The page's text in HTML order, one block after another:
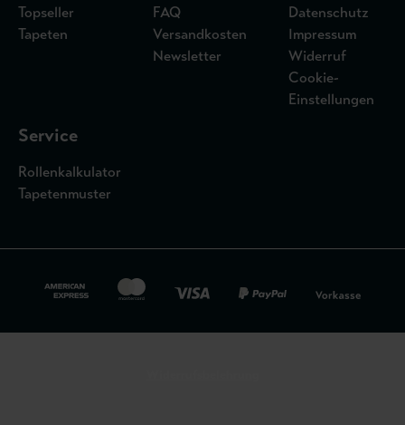
Topseller
Tapeten
FAQ
Versandkosten
Newsletter
Datenschutz
Impressum
Widerruf
Cookie-
Einstellungen
Service
Rollenkalkulator
Tapetenmuster